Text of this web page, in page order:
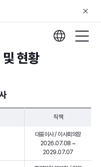
현황
직책
대표이사 / 이사회의장
2026.07.08 ~
2029.07.07